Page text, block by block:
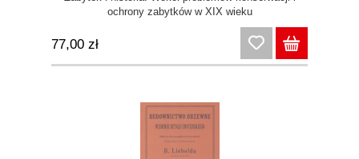
ochrony zabytków w XIX wieku
77,00 zł